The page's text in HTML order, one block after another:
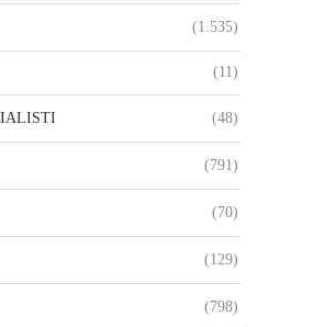
(1.535)
(11)
(48)
(791)
(70)
(129)
(798)